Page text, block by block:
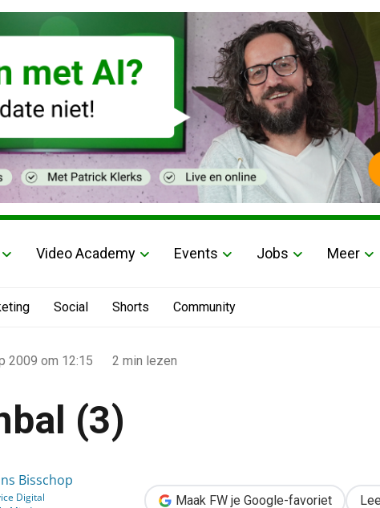
Video Academy Events Jobs Meer
Social Shorts Community
2009 om 12:15 2 min lezen
(3)
Bisschop
Digital
Maak FW je Google-favoriet